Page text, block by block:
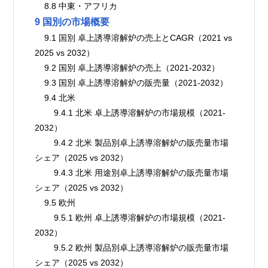
    8.8 中東・アフリカ
9 国別の市場概要
    9.1 国別 卓上誘導溶解炉の売上とCAGR（2021 vs
2025 vs 2032）
    9.2 国別 卓上誘導溶解炉の売上（2021-2032）
    9.3 国別 卓上誘導溶解炉の販売量（2021-2032）
    9.4 北米
        9.4.1 北米 卓上誘導溶解炉の市場規模（2021-
2032）
        9.4.2 北米 製品別卓上誘導溶解炉の販売量市場
シェア（2025 vs 2032）
        9.4.3 北米 用途別卓上誘導溶解炉の販売量市場
シェア（2025 vs 2032）
    9.5 欧州
        9.5.1 欧州 卓上誘導溶解炉の市場規模（2021-
2032）
        9.5.2 欧州 製品別卓上誘導溶解炉の販売量市場
シェア（2025 vs 2032）